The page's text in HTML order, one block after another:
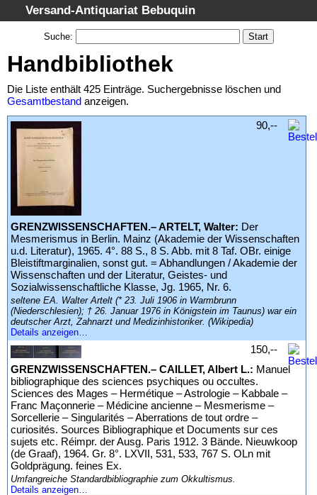
Versand-Antiquariat Bebuquin
Startseite
Suche
Schlagwörter
Suchergebnisse
Warenkorb
Datenschutz
Impressum
Suche:
Handbibliothek
Die Liste enthält 425 Einträge. Suchergebnisse löschen und
Gesamtbestand anzeigen.
GRENZWISSENSCHAFTEN.– ARTELT, Walter: Der
Mesmerismus in Berlin. Mainz (Akademie der Wissenschaften
u.d. Literatur), 1965. 4°. 88 S., 8 S. Abb. mit 8 Taf. OBr. einige
Bleistiftmarginalien, sonst gut. = Abhandlungen / Akademie der
Wissenschaften und der Literatur, Geistes- und
Sozialwissenschaftliche Klasse, Jg. 1965, Nr. 6.
seltene EA. Walter Artelt (* 23. Juli 1906 in Warmbrunn
(Niederschlesien); † 26. Januar 1976 in Königstein im Taunus) war ein
deutscher Arzt, Zahnarzt und Medizinhistoriker. (Wikipedia)
Details anzeigen…
90,--
GRENZWISSENSCHAFTEN.– CAILLET, Albert L.: Manuel
bibliographique des sciences psychiques ou occultes.
Sciences des Mages – Hermétique – Astrologie – Kabbale –
Franc Maçonnerie – Médicine ancienne – Mesmerisme –
Sorcellerie – Singularités – Aberrations de tout ordre –
curiosités. Sources Bibliographique et Documents sur ces
sujets etc. Réimpr. der Ausg. Paris 1912. 3 Bände. Nieuwkoop
(de Graaf), 1964. Gr. 8°. LXVII, 531, 533, 767 S. OLn mit
Goldprägung. feines Ex.
Umfangreiche Standardbibliographie zum Okkultismus.
Details anzeigen…
150,--